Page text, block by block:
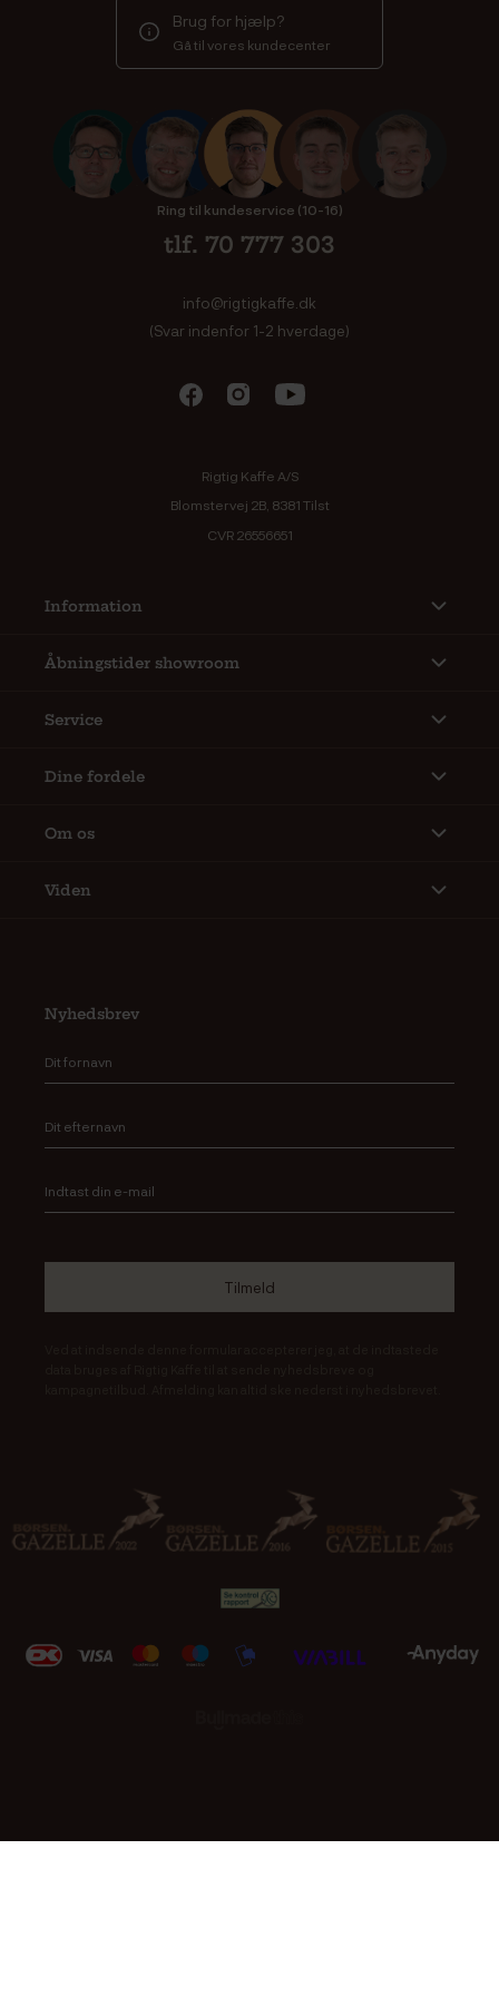
Brug for hjælp?
Gå til vores kundecenter
Ring til kundeservice (10-16)
tlf. 70 777 303
info@rigtigkaffe.dk
(Svar indenfor 1-2 hverdage)
Rigtig Kaffe A/S
Blomstervej 2B, 8381 Tilst
CVR 26556651
Information
Åbningstider showroom
Service
Dine fordele
Om os
Viden
Nyhedsbrev